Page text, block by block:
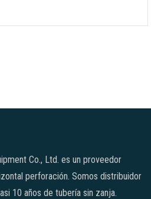
Co., Ltd. es un proveedor
perforación. Somos distribuidor
10 años de tubería sin zanja.